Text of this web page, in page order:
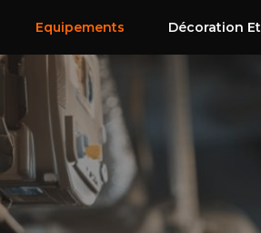
Equipements Décoration